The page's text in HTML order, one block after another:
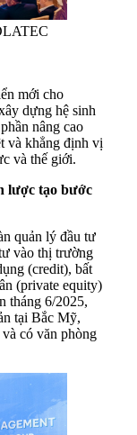
mới cho
dựng hệ sinh
nâng cao
và khẳng định vị
và thế giới.
lược tạo bước
quản lý đầu tư
vào thị trường
(credit), bất
(private equity)
tháng 6/2025,
tại Bắc Mỹ,
có văn phòng